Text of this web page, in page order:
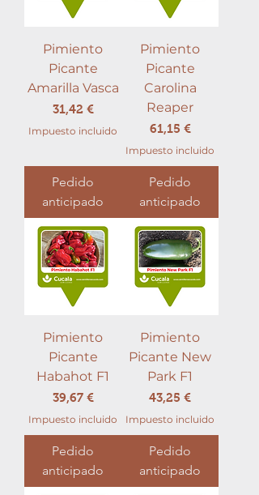
Pimiento
Picante
Amarilla Vasca
Precio
31,42 €
Impuesto incluido
Pedido
anticipado
Pimiento
Picante
Carolina
Reaper
Precio
61,15 €
Impuesto incluido
Pedido
anticipado
Pimiento
Picante
Habahot F1
Precio
39,67 €
Impuesto incluido
Pedido
anticipado
Pimiento
Picante New
Park F1
Precio
43,25 €
Impuesto incluido
Pedido
anticipado